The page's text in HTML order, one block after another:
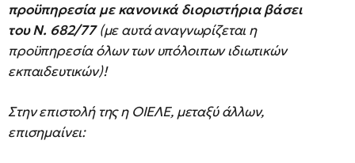
προϋπηρεσία με κανονικά διοριστήρια βάσει
του Ν. 682/77(με αυτά αναγνωρίζεται η
προϋπηρεσία όλων των υπόλοιπων ιδιωτικών
εκπαιδευτικών)!
Στην επιστολή της η ΟΙΕΛΕ, μεταξύ άλλων,
επισημαίνει: